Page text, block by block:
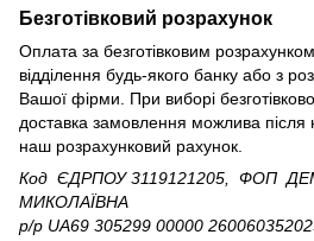
Безготівковий розрахунок
Оплата за безготівковим
відділення будь-якого банку або з
Вашої фірми. При виборі
доставка замовлення можлива після
наш розрахунковий рахунок.
Код ЄДРПОУ 3119121205, ФОП
МИКОЛАЇВНА
р/р UA69 305299 00000